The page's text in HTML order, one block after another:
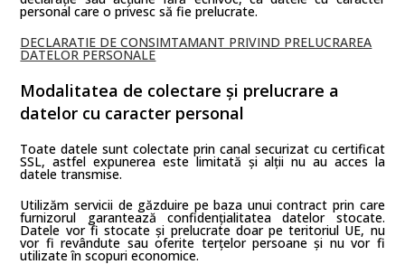
personal care o privesc să fie prelucrate.
DECLARATIE DE CONSIMTAMANT PRIVIND PRELUCRAREA
DATELOR PERSONALE
Modalitatea de colectare și prelucrare a
datelor cu caracter personal
Toate datele sunt colectate prin canal securizat cu certificat
SSL, astfel expunerea este limitată și alții nu au acces la
datele transmise.
Utilizăm servicii de găzduire pe baza unui contract prin care
furnizorul garantează confidențialitatea datelor stocate.
Datele vor fi stocate și prelucrate doar pe teritoriul UE, nu
vor fi revândute sau oferite terțelor persoane și nu vor fi
utilizate în scopuri economice.